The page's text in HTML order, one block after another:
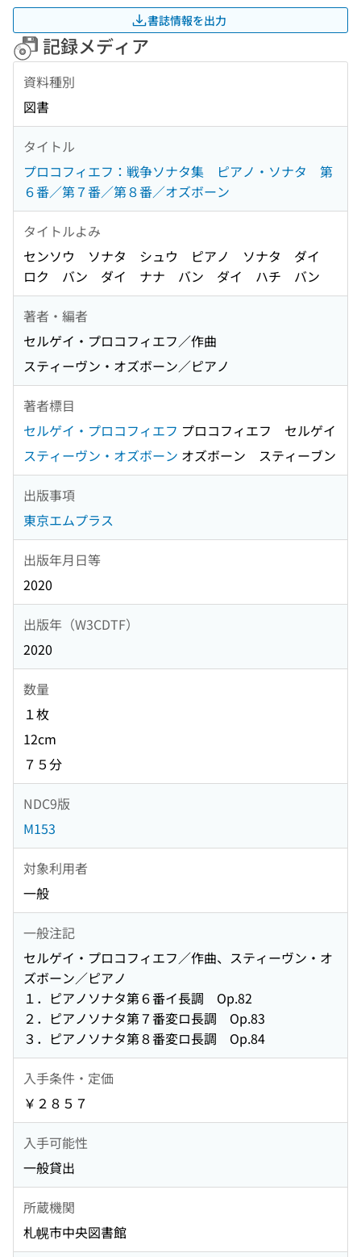
書誌情報を出力
記録メディア
資料種別
図書
タイトル
プロコフィエフ：戦争ソナタ集 ピアノ・ソナタ 第
６番／第７番／第８番／オズボーン
タイトルよみ
センソウ ソナタ シュウ ピアノ ソナタ ダイ
ロク バン ダイ ナナ バン ダイ ハチ バン
著者・編者
セルゲイ・プロコフィエフ／作曲
スティーヴン・オズボーン／ピアノ
著者標目
セルゲイ・プロコフィエフ プロコフィエフ セルゲイ
スティーヴン・オズボーン オズボーン スティーブン
出版事項
東京エムプラス
出版年月日等
2020
出版年（W3CDTF）
2020
数量
１枚
12cm
７５分
NDC9版
M153
対象利用者
一般
一般注記
セルゲイ・プロコフィエフ／作曲、スティーヴン・オ
ズボーン／ピアノ
１．ピアノソナタ第６番イ長調 Op.82
２．ピアノソナタ第７番変ロ長調 Op.83
３．ピアノソナタ第８番変ロ長調 Op.84
入手条件・定価
￥２８５７
入手可能性
一般貸出
所蔵機関
札幌市中央図書館